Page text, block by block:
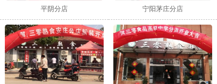
平阴分店 宁阳茅庄分店